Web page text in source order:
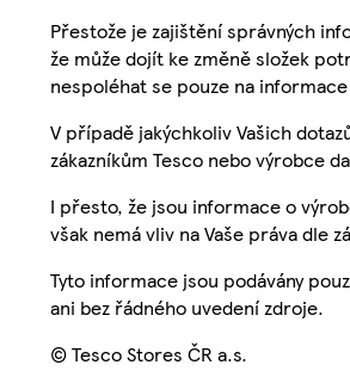
Přestože je zajištění správných
že může dojít ke změně složek
nespoléhat se pouze na
V případě jakýchkoliv Vašich
zákazníkům Tesco nebo výrobce
I přesto, že jsou informace o
však nemá vliv na Vaše práva dle
Tyto informace jsou podávány
ani bez řádného uvedení zdroje.
© Tesco Stores ČR a.s.